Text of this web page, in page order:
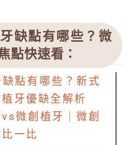
缺點有哪些？微
點快速看：
點有哪些？新式
牙優缺全解析
微創植牙｜微創
一比